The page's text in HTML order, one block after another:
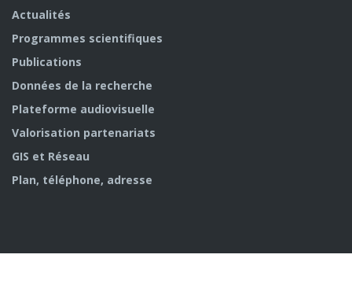
Actualités
Programmes scientifiques
Publications
Données de la recherche
Plateforme audiovisuelle
Valorisation partenariats
GIS et Réseau
Plan, téléphone, adresse